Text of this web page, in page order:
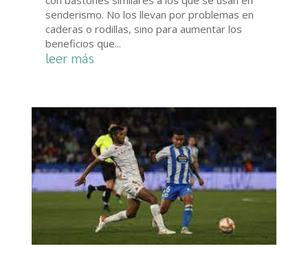
senderismo. No los llevan por problemas en
caderas o rodillas, sino para aumentar los
beneficios que...
leer más